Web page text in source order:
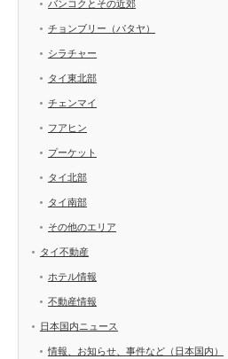
バンコクとその近郊
チョンブリー（パタヤ）
シラチャー
タイ東北部
チェンマイ
フアヒン
プーケット
タイ北部
タイ南部
その他のエリア
タイ不動産
ホテル情報
不動産情報
日本国内ニュース
情報、お知らせ、事件など（日本国内）